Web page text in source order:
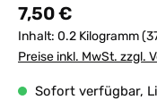
Regulärer Preis:
7,50 €
Inhalt: 0.2 Kilogramm
Preise inkl. MwSt. zzgl.
Sofort verfügbar,